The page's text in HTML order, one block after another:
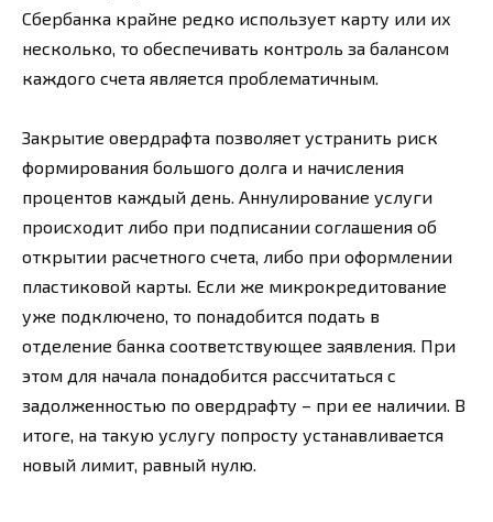
Сбербанка крайне редко использует карту или их
несколько, то обеспечивать контроль за балансом
каждого счета является проблематичным.
Закрытие овердрафта позволяет устранить риск
формирования большого долга и начисления
процентов каждый день. Аннулирование услуги
происходит либо при подписании соглашения об
открытии расчетного счета, либо при оформлении
пластиковой карты. Если же микрокредитование
уже подключено, то понадобится подать в
отделение банка соответствующее заявления. При
этом для начала понадобится рассчитаться с
задолженностью по овердрафту – при ее наличии. В
итоге, на такую услугу попросту устанавливается
новый лимит, равный нулю.